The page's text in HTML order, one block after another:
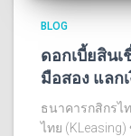
BLOG
ดอกเบี้ยสิน
มือสอง แลก
ธนาคารกสิกรไ
ไทย